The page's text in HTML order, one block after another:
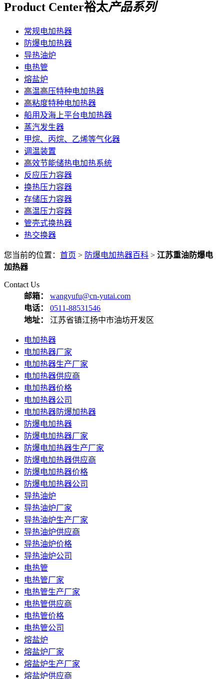
Product Center裕太产品系列
常规电加热器
防爆电加热器
导热油炉
电热管
熔盐炉
高温高压特种电加热器
高粘度特种电加热器
船用及海上平台电加热器
蒸汽发生器
甲烷、丙烷、乙烯等气化器
调温装置
高效节能储热电加热系统
反应压力容器
换热压力容器
存储压力容器
高温压力容器
管壳式换热器
热交换器
您当前的位置： 首页 > 防爆电加热器百科 > 江苏重油防爆电
加热器
Contact Us
邮箱：
wangyufu@cn-yutai.com
电话：
0511-88531546
地址：
江苏省镇江扬中市油坊开发区
电加热器
电加热器厂家
电加热器生产厂家
电加热器供应商
电加热器价格
电加热器公司
电加热器防爆加热器
防爆电加热器
防爆电加热器厂家
防爆电加热器生产厂家
防爆电加热器供应商
防爆电加热器价格
防爆电加热器公司
导热油炉
导热油炉厂家
导热油炉生产厂家
导热油炉供应商
导热油炉价格
导热油炉公司
电热管
电热管厂家
电热管生产厂家
电热管供应商
电热管价格
电热管公司
熔盐炉
熔盐炉厂家
熔盐炉生产厂家
熔盐炉供应商